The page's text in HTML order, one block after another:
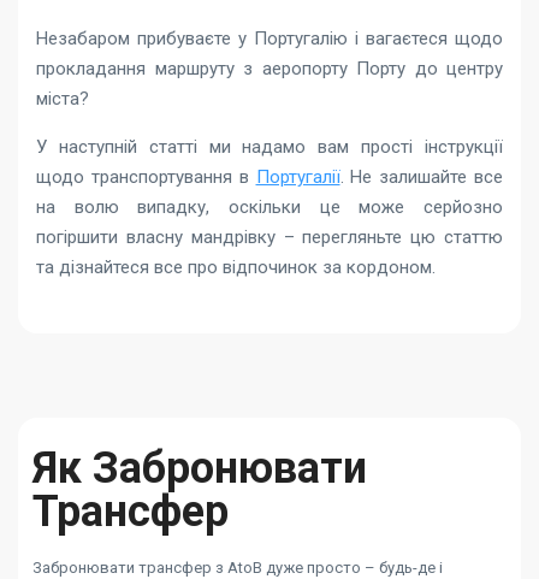
Незабаром прибуваєте у Португалію і вагаєтеся щодо
прокладання маршруту з аеропорту Порту до центру
міста?
У наступній статті ми надамо вам прості інструкції
щодо транспортування в Португалії. Не залишайте все
на волю випадку, оскільки це може серйозно
погіршити власну мандрівку – перегляньте цю статтю
та дізнайтеся все про відпочинок за кордоном.
Як Забронювати
Трансфер
Забронювати трансфер з AtoB дуже просто – будь-де і